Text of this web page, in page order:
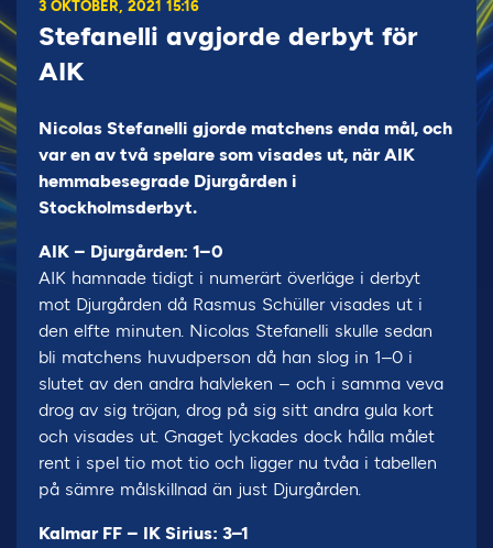
3 OKTOBER, 2021 15:16
Stefanelli avgjorde derbyt för
AIK
Nicolas Stefanelli gjorde matchens enda mål, och
var en av två spelare som visades ut, när AIK
hemmabesegrade Djurgården i
Stockholmsderbyt.
AIK – Djurgården: 1–0
AIK hamnade tidigt i numerärt överläge i derbyt
mot Djurgården då Rasmus Schüller visades ut i
den elfte minuten. Nicolas Stefanelli skulle sedan
bli matchens huvudperson då han slog in 1–0 i
slutet av den andra halvleken – och i samma veva
drog av sig tröjan, drog på sig sitt andra gula kort
och visades ut. Gnaget lyckades dock hålla målet
rent i spel tio mot tio och ligger nu tvåa i tabellen
på sämre målskillnad än just Djurgården.
Kalmar FF – IK Sirius: 3–1